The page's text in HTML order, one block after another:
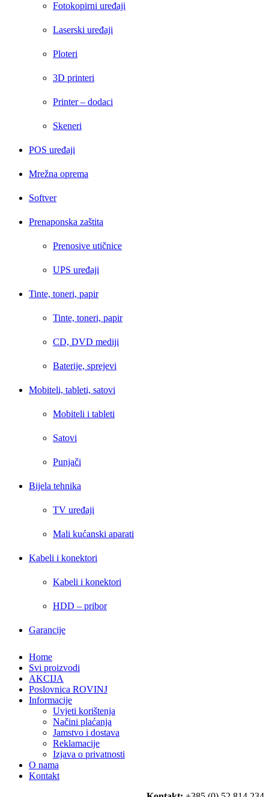
Fotokopirni uređaji
Laserski uređaji
Ploteri
3D printeri
Printer – dodaci
Skeneri
POS uređaji
Mrežna oprema
Softver
Prenaponska zaštita
Prenosive utičnice
UPS uređaji
Tinte, toneri, papir
Tinte, toneri, papir
CD, DVD mediji
Baterije, sprejevi
Mobiteli, tableti, satovi
Mobiteli i tableti
Satovi
Punjači
Bijela tehnika
TV uređaji
Mali kućanski aparati
Kabeli i konektori
Kabeli i konektori
HDD – pribor
Garancije
Home
Svi proizvodi
AKCIJA
Poslovnica ROVINJ
Informacije
Uvjeti korištenja
Načini plaćanja
Jamstvo i dostava
Reklamacije
Izjava o privatnosti
O nama
Kontakt